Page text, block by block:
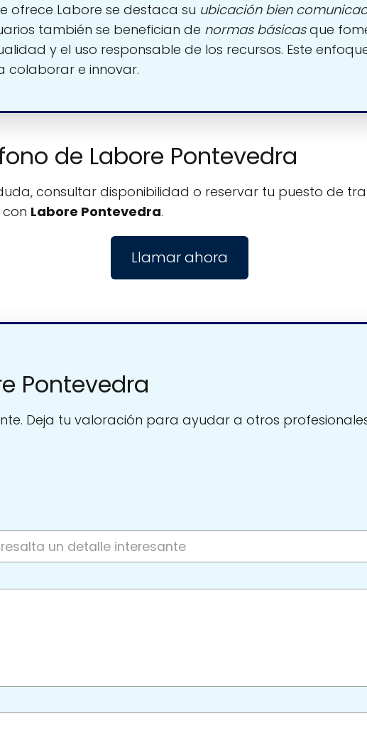
ofrece Labore se destaca su ubicación bien
también se benefician de normas básicasque
y el uso responsable de los recursos. Este
colaborar e innovar.
de Labore Pontevedra
consultar disponibilidad o reservar tu puesto de
Labore Pontevedra.
Llamar ahora
Pontevedra
Deja tu valoración para ayudar a otros